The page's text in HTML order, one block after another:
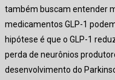
também buscam entender
medicamentos GLP-1
hipótese é que o GLP-1
perda de neurônios
desenvolvimento do